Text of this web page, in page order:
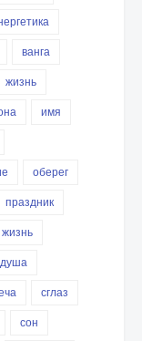
ванга
жизнь
имя
оберег
праздник
сглаз
сон